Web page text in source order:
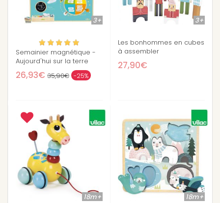
3+
Semainier magnétique -
Aujourd'hui sur la terre
26,93€ 35,90€ -25%
3+
Les bonhommes en cubes
à assembler
27,90€
18m+ 18m+